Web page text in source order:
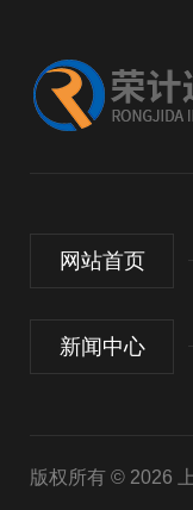
网站首页
新闻中心
版权所有 © 2026